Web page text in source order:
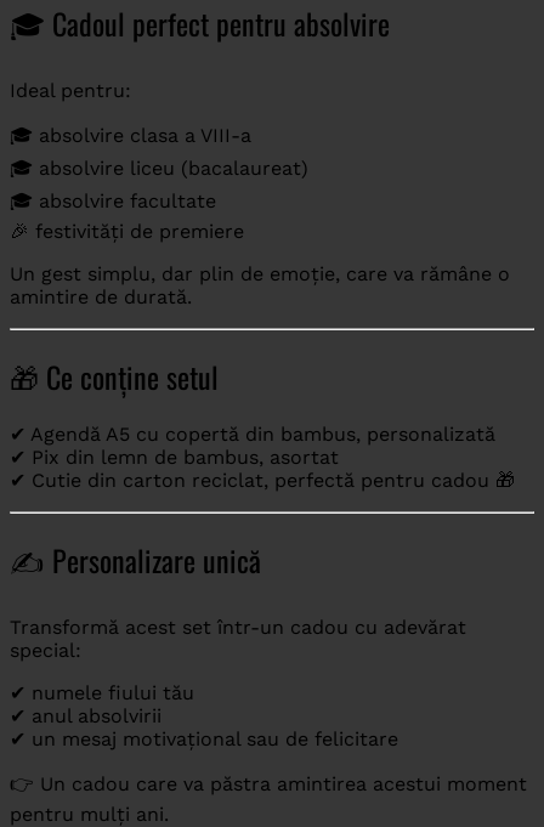
🎓 Cadoul perfect pentru absolvire
Ideal pentru:
🎓 absolvire clasa a VIII-a
🎓 absolvire liceu (bacalaureat)
🎓 absolvire facultate
🎉 festivități de premiere
Un gest simplu, dar plin de emoție, care va rămâne o
amintire de durată.
🎁 Ce conține setul
✔ Agendă A5 cu copertă din bambus, personalizată
✔ Pix din lemn de bambus, asortat
✔ Cutie din carton reciclat, perfectă pentru cadou 🎁
✍️ Personalizare unică
Transformă acest set într-un cadou cu adevărat
special:
✔ numele fiului tău
✔ anul absolvirii
✔ un mesaj motivațional sau de felicitare
👉 Un cadou care va păstra amintirea acestui moment
pentru mulți ani.